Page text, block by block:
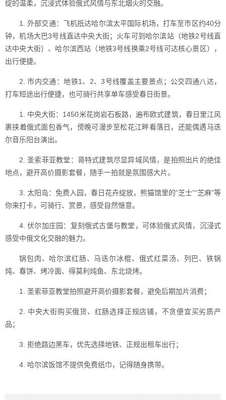
绽的温柔，沉浸式体验俄式风情与东北烟火的交融。
1. 外部交通：飞机抵达哈尔滨太平国际机场，打车至市区约40分
钟，机场大巴3号线直达中央大街；火车可到哈尔滨站（地铁2号线直
达中央大街）、哈尔滨西站（地铁3号线换乘2号线可达核心景区），
出行便捷。
2. 市内交通：地铁1、2、3号线覆盖主要景点；公交四通八达，
打车短途出行便捷，也可骑行共享单车感受春日街景。
1. 中央大街：1450米花岗岩石板路，遍布欧式建筑，春日里江风
裹挟着俄式面包香气，傍晚可漫步至松花江畔看落日，还能偶遇马迭
尔音乐阳台演出。
2. 圣索菲亚教堂：哥特式建筑尽显异域风情，是拍照出片的绝佳
地点，避开高价摄影套餐，随手一拍就是氛围感大片。
3. 太阳岛：免费入园，春日花卉绽放，熊猫馆里的“芝士”“芝麻”等
你来打卡，可骑行、赏景，感受自然惬意。
4. 伏尔加庄园：复刻俄式古堡与教堂，可体验俄式风情，沉浸式
感受中俄文化交融的魅力。
锅包肉、哈尔滨红肠、马迭尔冰棍、俄式红菜汤、列巴、铁锅
炖、春饼、烤冷面、得莫利炖鱼、东北烧烤。
1. 圣索菲亚教堂拍照避开高价摄影套餐，避免后期加片消费；
2. 中央大街购买俄货、红肠选择正规店铺，不贪便宜买劣质产
品；
3. 拒绝路边黑车，优先选择地铁、正规出租车出行；
4. 哈尔滨饭馆不提供免费纸巾，记得随身携带。